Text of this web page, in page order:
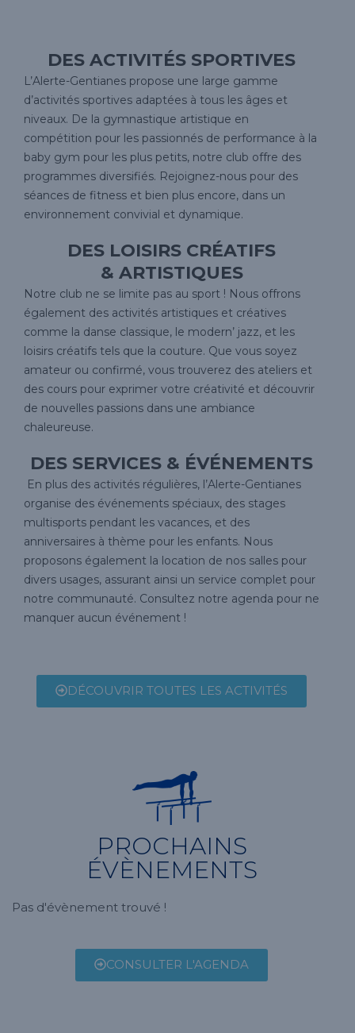
DES ACTIVITÉS SPORTIVES
L’Alerte-Gentianes propose une large gamme
d’activités sportives adaptées à tous les âges et
niveaux. De la gymnastique artistique en
compétition pour les passionnés de performance à la
baby gym pour les plus petits, notre club offre des
programmes diversifiés. Rejoignez-nous pour des
séances de fitness et bien plus encore, dans un
environnement convivial et dynamique.
DES LOISIRS CRÉATIFS
& ARTISTIQUES
Notre club ne se limite pas au sport ! Nous offrons
également des activités artistiques et créatives
comme la danse classique, le modern’ jazz, et les
loisirs créatifs tels que la couture. Que vous soyez
amateur ou confirmé, vous trouverez des ateliers et
des cours pour exprimer votre créativité et découvrir
de nouvelles passions dans une ambiance
chaleureuse.
DES SERVICES & ÉVÉNEMENTS
En plus des activités régulières, l’Alerte-Gentianes
organise des événements spéciaux, des stages
multisports pendant les vacances, et des
anniversaires à thème pour les enfants. Nous
proposons également la location de nos salles pour
divers usages, assurant ainsi un service complet pour
notre communauté. Consultez notre agenda pour ne
manquer aucun événement !
DÉCOUVRIR TOUTES LES ACTIVITÉS
PROCHAINS
ÉVÈNEMENTS
Pas d'évènement trouvé !
CONSULTER L'AGENDA